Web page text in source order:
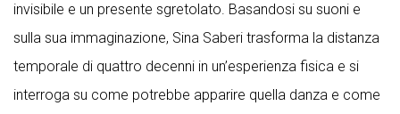
invisibile e un presente sgretolato. Basandosi su suoni e
sulla sua immaginazione, Sina Saberi trasforma la distanza
temporale di quattro decenni in un’esperienza fisica e si
interroga su come potrebbe apparire quella danza e come